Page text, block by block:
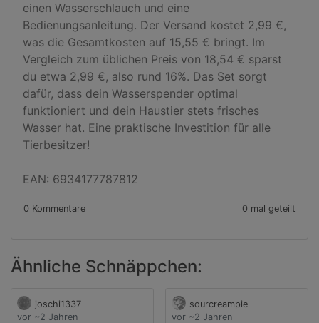
einen Wasserschlauch und eine
Bedienungsanleitung. Der Versand kostet 2,99 €,
was die Gesamtkosten auf 15,55 € bringt. Im
Vergleich zum üblichen Preis von 18,54 € sparst
du etwa 2,99 €, also rund 16%. Das Set sorgt
dafür, dass dein Wasserspender optimal
funktioniert und dein Haustier stets frisches
Wasser hat. Eine praktische Investition für alle
Tierbesitzer!
EAN: 6934177787812
0 Kommentare 0 mal geteilt
Ähnliche Schnäppchen:
joschi1337
vor ~2 Jahren
sourcreampie
vor ~2 Jahren